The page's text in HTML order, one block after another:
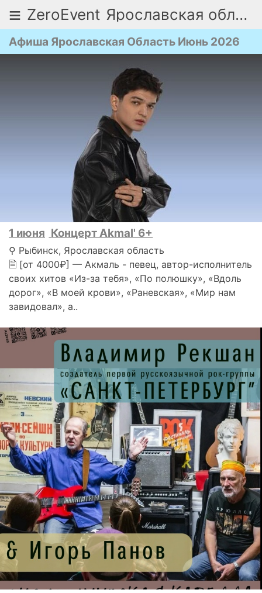
≡ ZeroEvent Ярославская область
Афиша Ярославская Область Июнь 2026
1 июня Концерт Akmal' 6+
⚲ Рыбинск, Ярославская область
🗎 [от 4000₽] — Акмаль - певец, автор-исполнитель
своих хитов «Из-за тебя», «По полюшку», «Вдоль
дорог», «В моей крови», «Раневская», «Мир нам
завидовал», а..